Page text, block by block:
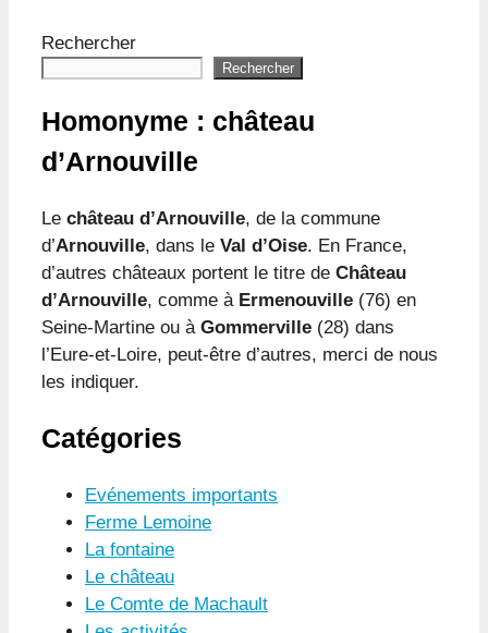
Rechercher
Rechercher
Homonyme : château
d’Arnouville
Le château d’Arnouville, de la commune
d’Arnouville, dans le Val d’Oise. En France,
d’autres châteaux portent le titre de Château
d’Arnouville, comme à Ermenouville (76) en
Seine-Martine ou à Gommerville (28) dans
l’Eure-et-Loire, peut-être d’autres, merci de nous
les indiquer.
Catégories
Evénements importants
Ferme Lemoine
La fontaine
Le château
Le Comte de Machault